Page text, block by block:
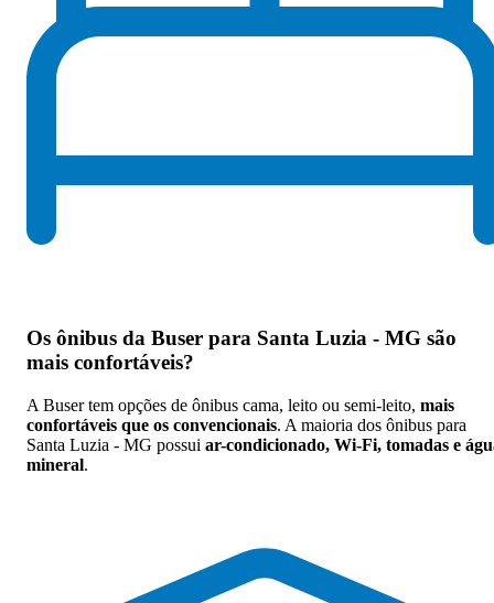
Os ônibus da Buser para Santa Luzia - MG são
mais confortáveis?
A Buser tem opções de ônibus cama, leito ou semi-leito, mais
confortáveis que os convencionais. A maioria dos ônibus para
Santa Luzia - MG possui ar-condicionado, Wi-Fi, tomadas e
mineral.